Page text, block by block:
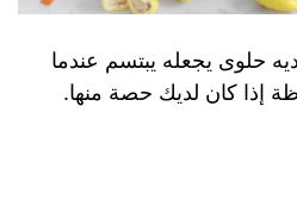
حلوى يجعله يبتسم عندما
إذا كان لديك حصة منها.